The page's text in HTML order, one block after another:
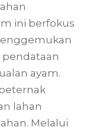
ini berfokus
ayam.
lahan
Melalui